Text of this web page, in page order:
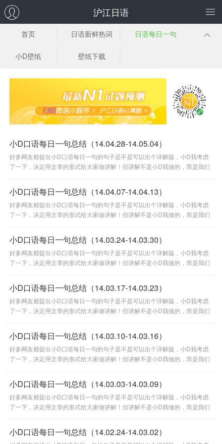
沪江日语
首页 日语新鲜热词 日语每日一句
小D壁纸 壁纸下载
小D口语每日一句总结（14.04.28-14.05.04）
好多网友都提出小D口语每日一句的句子是不是可以出个详解版，小D我考虑
了一下，决定用文章的形式给大家做讲解！但讲解不是小D我做的，而是我们
小D口语每日一句总结（14.04.07-14.04.13）
好多网友都提出小D口语每日一句的句子是不是可以出个详解版，小D我考虑
了一下，决定用文章的形式给大家做讲解！但讲解不是小D我做的，而是我们
小D口语每日一句总结（14.03.24-14.03.30）
好多网友都提出小D口语每日一句的句子是不是可以出个详解版，小D我考虑
了一下，决定用文章的形式给大家做讲解！但讲解不是小D我做的，而是我们
小D口语每日一句总结（14.03.17-14.03.23）
好多网友都提出小D口语每日一句的句子是不是可以出个详解版，小D我考虑
了一下，决定用文章的形式给大家做讲解！但讲解不是小D我做的，而是我们
小D口语每日一句总结（14.03.10-14.03.16）
好多网友都提出小D口语每日一句的句子是不是可以出个详解版，小D我考虑
了一下，决定用文章的形式给大家做讲解！但讲解不是小D我做的，而是我们
小D口语每日一句总结（14.03.03-14.03.09）
好多网友都提出小D口语每日一句的句子是不是可以出个详解版，小D我考虑
了一下，决定用文章的形式给大家做讲解！但讲解不是小D我做的，而是我们
小D口语每日一句总结（14.02.24-14.03.02）